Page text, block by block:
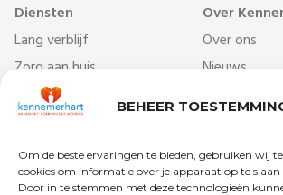
BEHEER
Om de beste ervaringen te bieden, gebruiken wij
cookies om informatie over je apparaat op te slaan
Door in te stemmen met deze technologieën
Diensten
Lang verblijf
Zorg aan huis
Dag- & ontmoetingscentra
Behandelcentrum
Revalidatie
Kort verblijf
Over
Over ons
Nieuws
Werken bij
Vrijwilligers